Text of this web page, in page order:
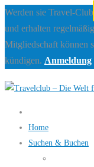
Werden sie Travel-
und erhalten
Mitgliedschaft können
kündigen. Anmeldung
Home
Suchen & Buchen